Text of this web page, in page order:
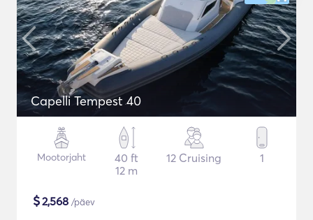
Capelli Tempest 40
Mootorjaht
40 ft
12 m
12 Cruising 1
$2,568 /päev